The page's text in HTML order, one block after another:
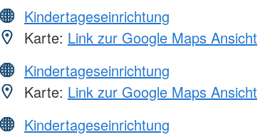
Kindertageseinrichtung
Karte: Link zur Google Maps Ansicht
Kindertageseinrichtung
Karte: Link zur Google Maps Ansicht
Kindertageseinrichtung